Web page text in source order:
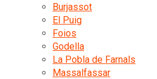
Burjassot
El Puig
Foios
Godella
La Pobla de Farnals
Massalfassar